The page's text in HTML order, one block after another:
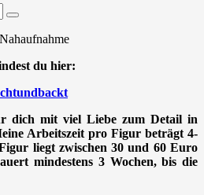
du hier:
dich mit viel Liebe zum Detail in
Arbeitszeit pro Figur beträgt 4-
liegt zwischen 30 und 60 Euro
mindestens 3 Wochen, bis die